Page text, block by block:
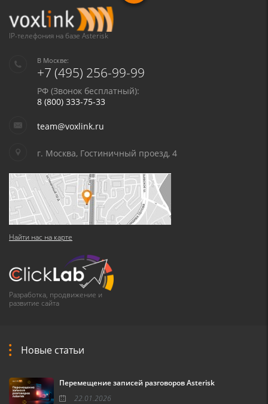
IP-телефония на базе Asterisk
В Москве:
+7 (495) 256-99-99
РФ (Звонок бесплатный):
8 (800) 333-75-33
team@voxlink.ru
г. Москва, Гостиничный проезд, 4
Найти нас на карте
Разработка, продвижение и
развитие сайта
Новые статьи
Перемещение записей разговоров Asterisk
22.01.2026